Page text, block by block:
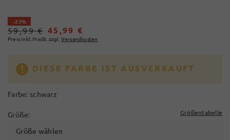
- 23%
59,99 € 45,99 €
Preis inkl. MwSt. zzgl. Versandkosten
DIESE FARBE IST AUSVERKAUFT
Farbe: schwarz
Größe: Größentabelle
Größe wählen